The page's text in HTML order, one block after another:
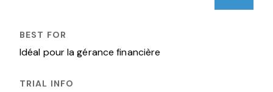
Idéal pour la gérance financière